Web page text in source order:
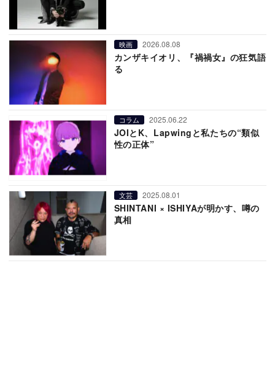
映画 2026.08.08
カンザキイオリ、『禍禍女』の狂気語
る
コラム 2025.06.22
JOIとK、Lapwingと私たちの“類似
性の正体”
文芸 2025.08.01
SHINTANI × ISHIYAが明かす、噂の
真相